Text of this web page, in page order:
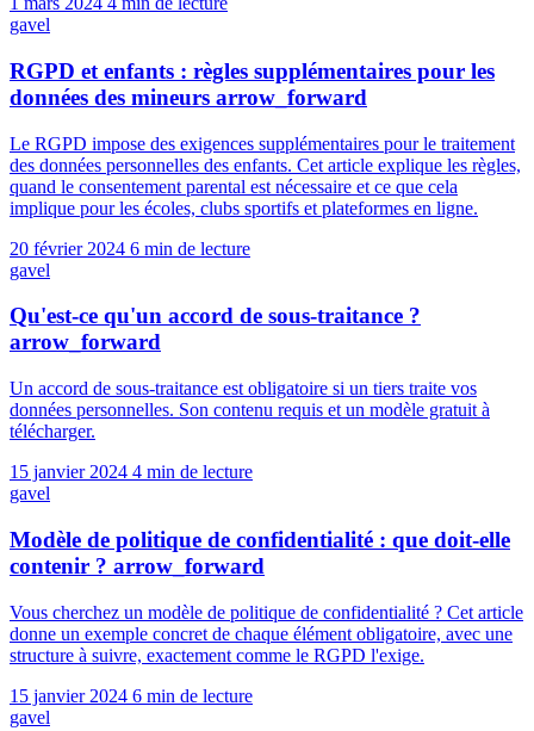
gavel
RGPD et enfants : règles supplémentaires pour les
données des mineurs arrow_forward
Le RGPD impose des exigences supplémentaires pour le traitement
des données personnelles des enfants. Cet article explique les règles,
quand le consentement parental est nécessaire et ce que cela
implique pour les écoles, clubs sportifs et plateformes en ligne.
20 février 2024 6 min de lecture
gavel
Qu'est-ce qu'un accord de sous-traitance ?
arrow_forward
Un accord de sous-traitance est obligatoire si un tiers traite vos
données personnelles. Son contenu requis et un modèle gratuit à
télécharger.
15 janvier 2024 4 min de lecture
gavel
Modèle de politique de confidentialité : que doit-elle
contenir ? arrow_forward
Vous cherchez un modèle de politique de confidentialité ? Cet article
donne un exemple concret de chaque élément obligatoire, avec une
structure à suivre, exactement comme le RGPD l'exige.
15 janvier 2024 6 min de lecture
gavel